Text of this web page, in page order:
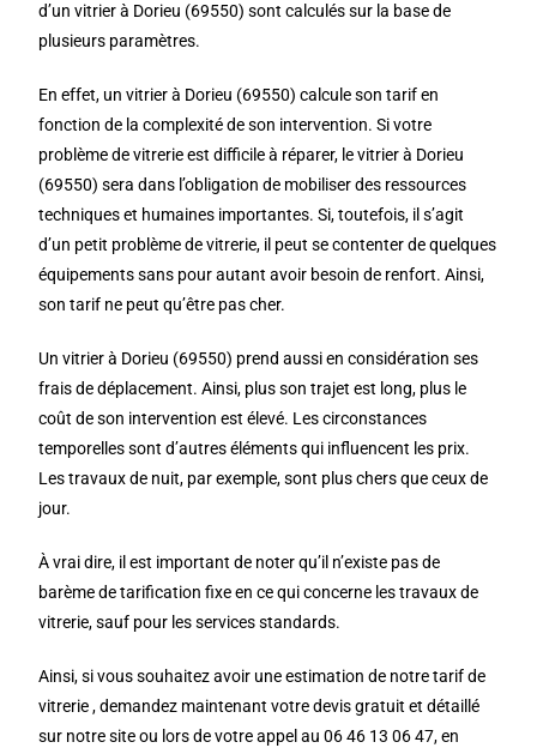
d’un vitrier à Dorieu (69550) sont calculés sur la base de
plusieurs paramètres.
En effet, un vitrier à Dorieu (69550) calcule son tarif en
fonction de la complexité de son intervention. Si votre
problème de vitrerie est difficile à réparer, le vitrier à Dorieu
(69550) sera dans l’obligation de mobiliser des ressources
techniques et humaines importantes. Si, toutefois, il s’agit
d’un petit problème de vitrerie, il peut se contenter de quelques
équipements sans pour autant avoir besoin de renfort. Ainsi,
son tarif ne peut qu’être pas cher.
Un vitrier à Dorieu (69550) prend aussi en considération ses
frais de déplacement. Ainsi, plus son trajet est long, plus le
coût de son intervention est élevé. Les circonstances
temporelles sont d’autres éléments qui influencent les prix.
Les travaux de nuit, par exemple, sont plus chers que ceux de
jour.
À vrai dire, il est important de noter qu’il n’existe pas de
barème de tarification fixe en ce qui concerne les travaux de
vitrerie, sauf pour les services standards.
Ainsi, si vous souhaitez avoir une estimation de notre tarif de
vitrerie , demandez maintenant votre devis gratuit et détaillé
sur notre site ou lors de votre appel au 06 46 13 06 47, en